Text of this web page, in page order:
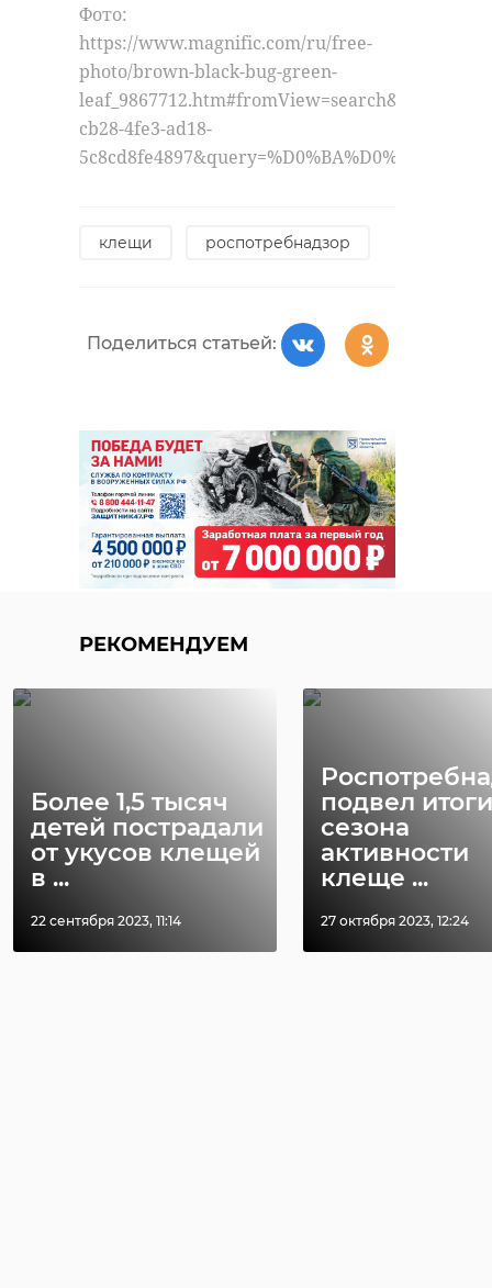
Фото:
https://www.magnific.com/ru/free-
photo/brown-black-bug-green-
cb28-4fe3-ad18-
клещи роспотребнадзор
Поделиться статьей:
РЕКОМЕНДУЕМ
Более 1,5 тысяч
детей пострадали
от укусов клещей
в ...
22 сентября 2023, 11:14
подвел итоги
сезона
активности
клеще ...
27 октября 2023, 12:24